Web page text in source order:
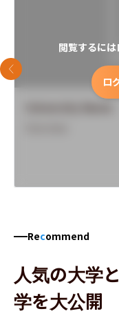
閲覧するには
ロ
前のスライド
Recommend
人気の大学
学を大公開